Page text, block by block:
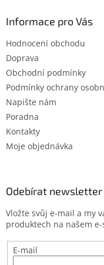
Informace pro Vás
Hodnocení obchodu
Doprava
Obchodní podmínky
Podmínky ochrany
Napište nám
Poradna
Kontakty
Moje objednávka
Odebírat newsletter
Vložte svůj e-mail a my
produktech na našem
E-mail